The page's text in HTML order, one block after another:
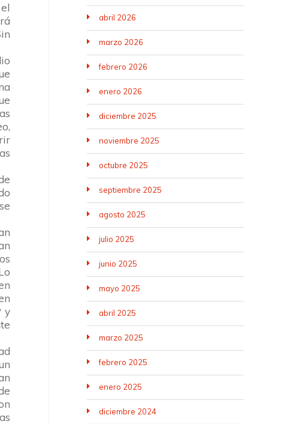
y
abril 2026
marzo 2026
febrero 2026
enero 2026
diciembre 2025
noviembre 2025
octubre 2025
septiembre 2025
agosto 2025
julio 2025
junio 2025
mayo 2025
abril 2025
marzo 2025
febrero 2025
enero 2025
diciembre 2024